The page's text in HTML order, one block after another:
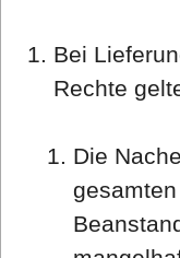
Bei
Rechte
Die